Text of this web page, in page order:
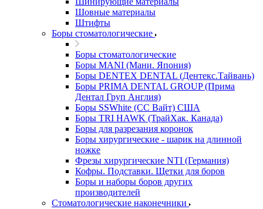
Шовные материалы
Штифты
Боры стоматологические
Боры стоматологические
Боры MANI (Мани. Япония)
Боры DENTEX DENTAL (Дентекс.Тайвань)
Боры PRIMA DENTAL GROUP (Прима
Дентал Груп Англия)
Боры SSWhite (СС Вайт) США
Боры TRI HAWK (ТрайХак. Канада)
Боры для разрезания коронок
Боры хирургические - шарик на длинной
ножке
Фрезы хирургические NTI (Германия)
Кофры. Подставки. Щетки для боров
Боры и наборы боров других
производителей
Стоматологические наконечники